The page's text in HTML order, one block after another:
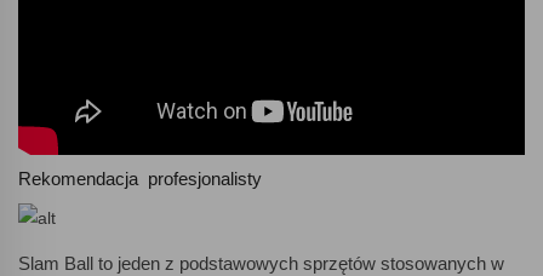
Rekomendacja profesjonalisty
Slam Ball to jeden z podstawowych sprzętów stosowanych w